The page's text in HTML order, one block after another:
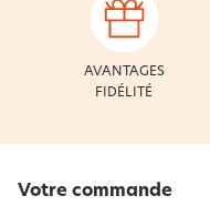
AVANTAGES
FIDÉLITÉ
Votre commande